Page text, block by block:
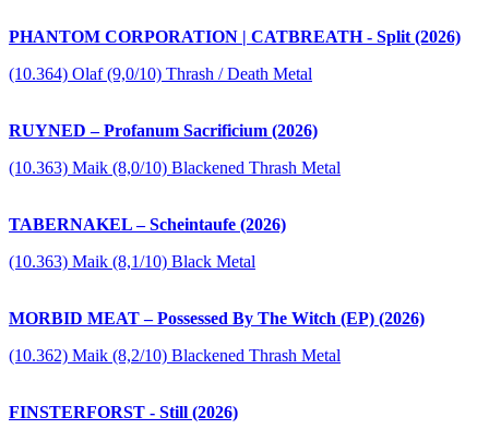
PHANTOM CORPORATION | CATBREATH - Split (2026)
(10.364) Olaf (9,0/10) Thrash / Death Metal
RUYNED – Profanum Sacrificium (2026)
(10.363) Maik (8,0/10) Blackened Thrash Metal
TABERNAKEL – Scheintaufe (2026)
(10.363) Maik (8,1/10) Black Metal
MORBID MEAT – Possessed By The Witch (EP) (2026)
(10.362) Maik (8,2/10) Blackened Thrash Metal
FINSTERFORST - Still (2026)